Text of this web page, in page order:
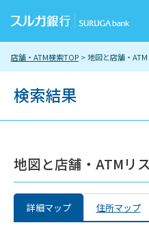
店舗・ATM検索TOP > 地図と店舗・
検索結果
地図と店舗・ATMリ
詳細マップ 住所マップ